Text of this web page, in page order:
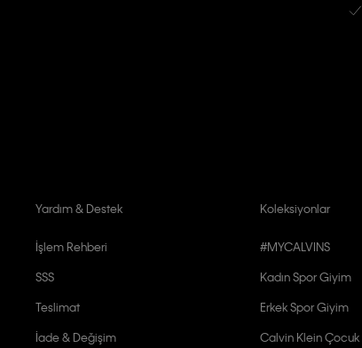
Yardım & Destek
İşlem Rehberi
SSS
Teslimat
İade & Değişim
Koleksiyonlar
#MYCALVINS
Kadın Spor Giyim
Erkek Spor Giyim
Calvin Klein Çocuk